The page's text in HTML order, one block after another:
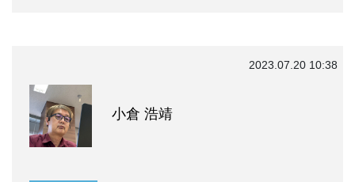
2023.07.20 10:38
小倉 浩靖